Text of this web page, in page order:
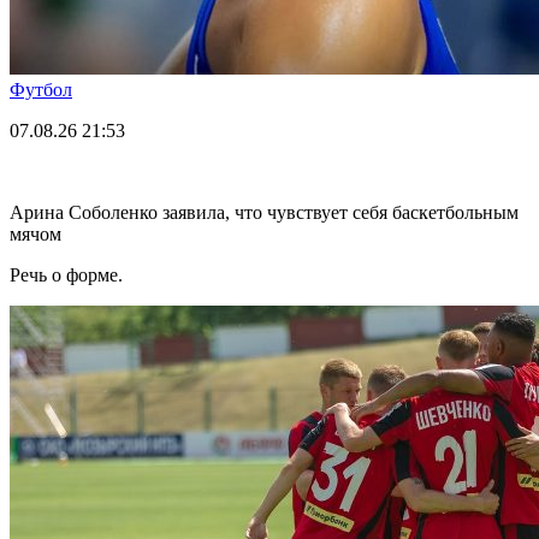
Футбол
07.08.26 21:53
Арина Соболенко заявила, что чувствует себя баскетбольным
мячом
Речь о форме.